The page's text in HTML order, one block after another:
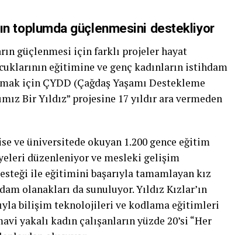
toplumda güçlenmesini destekliyor
güçlenmesi için farklı projeler hayat
eğitimine ve genç kadınların istihdam
için ÇYDD (Çağdaş Yaşamı Destekleme
Bir Yıldız” projesine 17 yıldır ara vermeden
ve üniversitede okuyan 1.200 gence eğitim
düzenleniyor ve mesleki gelişim
ile eğitimini başarıyla tamamlayan kız
olanakları da sunuluyor. Yıldız Kızlar’ın
bilişim teknolojileri ve kodlama eğitimleri
yakalı kadın çalışanların yüzde 20’si “Her